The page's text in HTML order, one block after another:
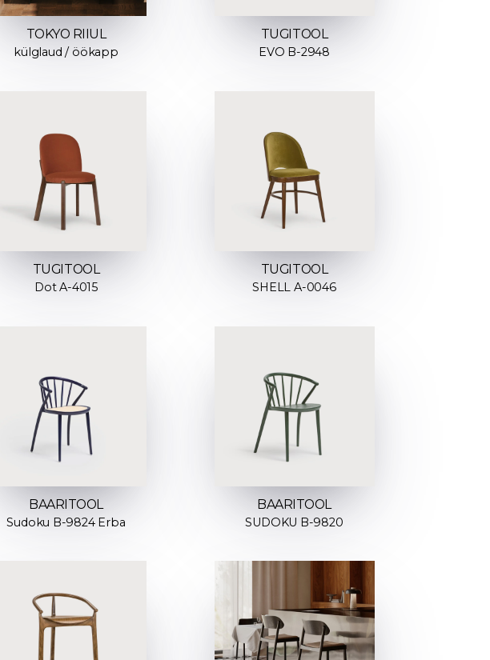
TOKYO RIIUL
külglaud / öökapp
TUGITOOL
EVO B-2948
TUGITOOL
Dot A-4015
TUGITOOL
SHELL A-0046
BAARITOOL
Sudoku B-9824 Erba
BAARITOOL
SUDOKU B-9820